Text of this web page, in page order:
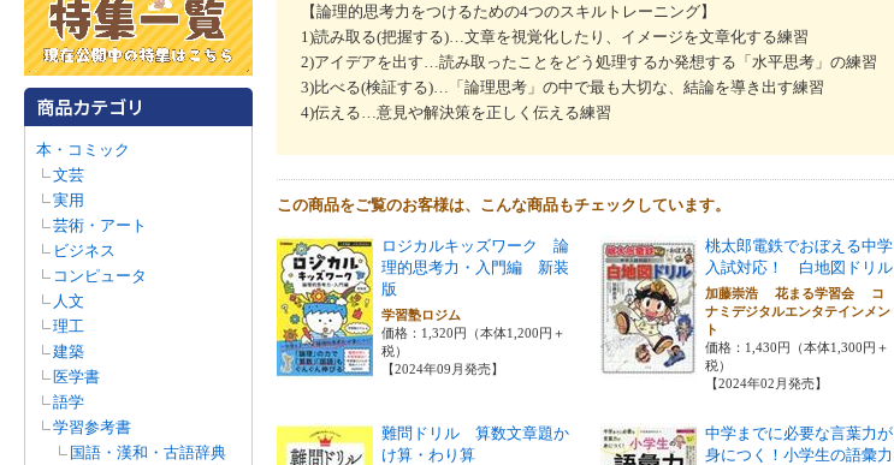
本・コミック
文芸
実用
芸術・アート
ビジネス
コンピュータ
人文
理工
建築
医学書
語学
学習参考書
国語・漢和・古語辞典
【論理的思考力をつけるための4つのスキルトレーニング】
1)読み取る(把握する)…文章を視覚化したり、イメージを文章化する練習
2)アイデアを出す…読み取ったことをどう処理するか発想する「水平思考」の練習
3)比べる(検証する)…「論理思考」の中で最も大切な、結論を導き出す練習
4)伝える…意見や解決策を正しく伝える練習
この商品をご覧のお客様は、こんな商品もチェックしています。
ロジカルキッズワーク 論
理的思考力・入門編 新装
版
学習塾ロジム
価格：1,320円（本体1,200円＋
税）
【2024年09月発売】
桃太郎電鉄でおぼえる中学
入試対応！ 白地図ドリル
加藤崇浩 花まる学習会 コ
ナミデジタルエンタテインメン
ト
価格：1,430円（本体1,300円＋
税）
【2024年02月発売】
難問ドリル 算数文章題か
け算・わり算
中学までに必要な言葉力が
身につく！小学生の語彙力